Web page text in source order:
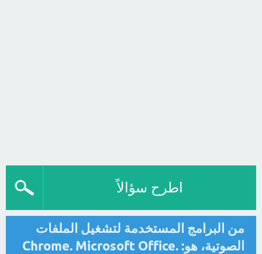
اطرح سؤالاً
من البرامج المستخدمة لتشغيل الملفات
الصوتية، هو: Chrome. Microsoft Office.